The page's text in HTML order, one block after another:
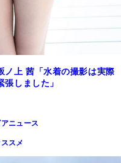
ノ上 茜「水着の撮影は実際
しました」
ニュース
スメ